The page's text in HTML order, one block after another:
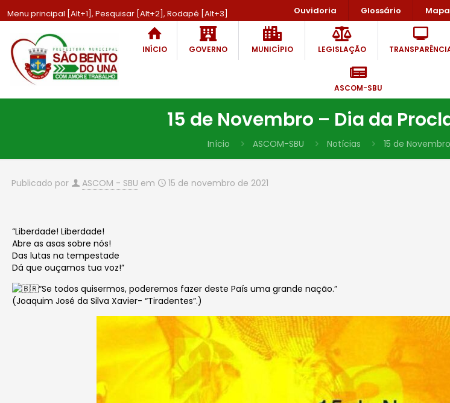
Menu principal [Alt+1], Pesquisar [Alt+2], Rodapé [Alt+3] Ouvidoria Glossário
INÍCIO GOVERNO MUNICÍPIO LEGISLAÇÃO
ASCOM-SBU
15 de Novembro – Dia da
Início ASCOM-SBU Notícias 15 de
Publicado por ASCOM - SBU em 15 de novembro de 2021
“Liberdade! Liberdade!
Abre as asas sobre nós!
Das lutas na tempestade
Dá que ouçamos tua voz!”
“Se todos quisermos, poderemos fazer deste País uma grande nação.”
(Joaquim José da Silva Xavier- “Tiradentes”.)